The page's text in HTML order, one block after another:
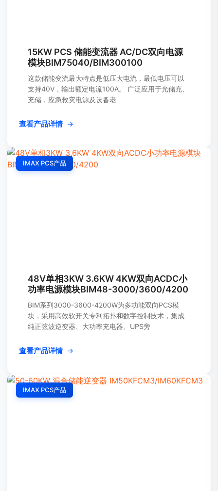
15KW PCS 储能变流器 AC/DC双向电源
模块BIM75040/BIM300100
这款储能变流最大特点是低压大电流，最低电压可以
支持40V，输出额定电流100A。 广泛应用于光储充、
充储，应急救灾电源及设备老
查看产品详情 →
IMAX PCS产品
48V单相3KW 3.6KW 4KW双向ACDC小
功率电源模块BIM48-3000/3600/4200
BIM系列3000-3600-4200W为多功能双向PCS模
块，采用高效软开关专利拓扑和数字控制技术，集成
纯正弦波逆变器、大功率充电器、UPS旁
查看产品详情 →
IMAX PCS产品